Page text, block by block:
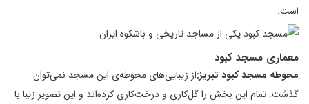
است.
معماری مسجد کبود
محوطه مسجد کبود تبریز:از زیبایی‌های محوطه‌ی این مسجد نمی‌توان
گذشت. تمام این بخش را گل‌کاری و درخت‌کاری کرده‌اند و این تصویر زیبا با